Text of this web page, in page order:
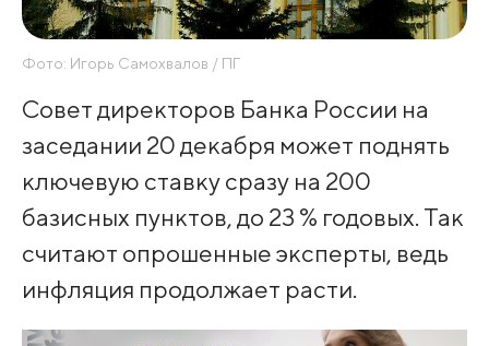
Фото: Игорь Самохвалов / ПГ
Совет директоров Банка России на
заседании 20 декабря может поднять
ключевую ставку сразу на 200
базисных пунктов, до 23 % годовых. Так
считают опрошенные эксперты, ведь
инфляция продолжает расти.